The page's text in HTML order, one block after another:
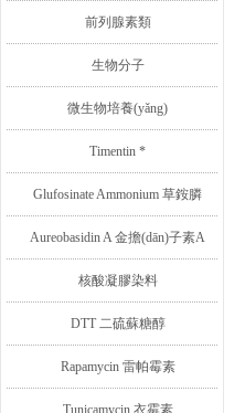
前列腺素類
生物分子
微生物培養(yǎng)
Timentin *
Glufosinate Ammonium 草銨膦
Aureobasidin A 金擔(dān)子素A
核酸凝膠染料
DTT 二硫蘇糖醇
Rapamycin 雷帕霉素
Tunicamycin 衣霉素